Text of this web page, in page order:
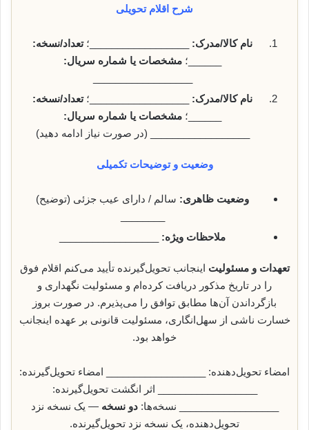
شرح اقلام تحویلی
نام کالا/مدرک: __________________؛تعداد/نسخه:
______؛ مشخصات یا شماره سریال:
نام کالا/مدرک: __________________؛تعداد/نسخه:
______؛ مشخصات یا شماره سریال:
__________________ (در صورت نیاز ادامه دهید)
وضعیت و توضیحات تکمیلی
وضعیت ظاهری: سالم / دارای عیب جزئی (توضیح)
ملاحظات ویژه:
تعهدات و مسئولیت اینجانب تحویل‌گیرنده تأیید می‌کنم اقلام فوق
را در تاریخ مذکور دریافت کرده‌ام و مسئولیت نگهداری و
بازگرداندن آن‌ها مطابق توافق را می‌پذیرم. در صورت بروز
خسارت ناشی از سهل‌انگاری، مسئولیت قانونی بر عهده اینجانب
خواهد بود.
امضاء تحویل‌دهنده: __________________ امضاء تحویل‌گیرنده:
__________________ اثر انگشت تحویل‌گیرنده:
__________________ نسخه‌ها:دو نسخه — یک نسخه نزد
تحویل‌دهنده، یک نسخه نزد تحویل‌گیرنده.